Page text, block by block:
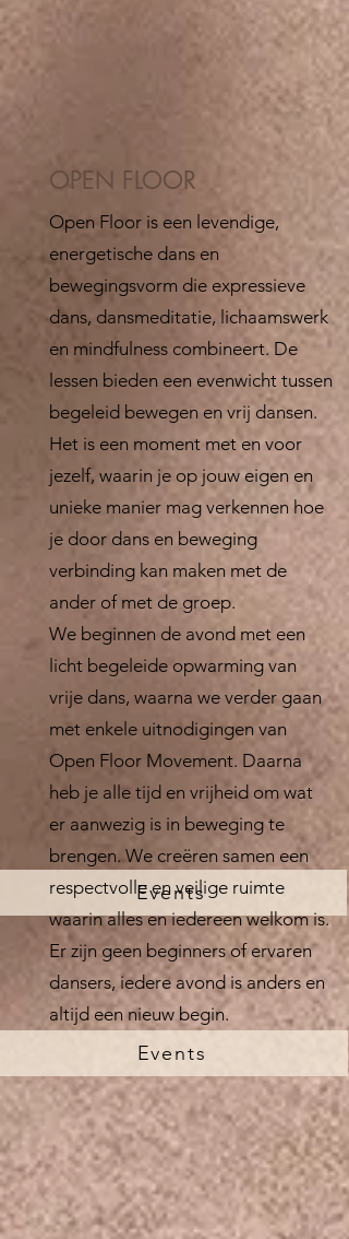
Events
OPEN FLOOR
Open Floor is een levendige,
energetische dans en
bewegingsvorm die expressieve
dans, dansmeditatie, lichaamswerk
en mindfulness combineert. De
lessen bieden een evenwicht tussen
begeleid bewegen en vrij dansen.
Het is een moment met en voor
jezelf, waarin je op jouw eigen en
unieke manier mag verkennen hoe
je door dans en beweging
verbinding kan maken met de
ander of met de groep.
We beginnen de avond met een
licht begeleide opwarming van
vrije dans, waarna we verder gaan
met enkele uitnodigingen van
Open Floor Movement. Daarna
heb je alle tijd en vrijheid om wat
er aanwezig is in beweging te
brengen. We creëren samen een
respectvolle en veilige ruimte
waarin alles en iedereen welkom is.
Er zijn geen beginners of ervaren
dansers, iedere avond is anders en
altijd een nieuw begin.
Events